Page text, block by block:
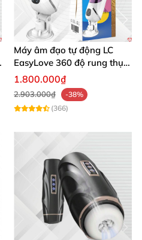
Máy âm đạo tự động LC
EasyLove 360 độ rung thụt
đa chức năng sục mạnh
1.800.000₫
2.903.000₫
-38%
(366)